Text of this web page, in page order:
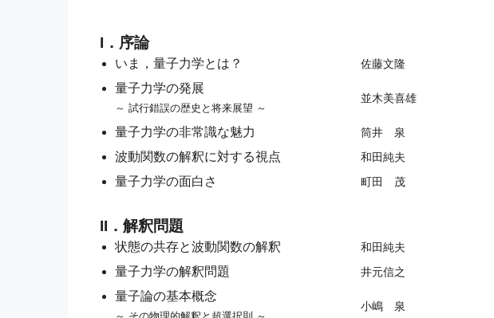
I．序論
いま，量子力学とは？ 佐藤文隆
量子力学の発展
～ 試行錯誤の歴史と将来展望 ～
並木美喜雄
量子力学の非常識な魅力 筒井 泉
波動関数の解釈に対する視点 和田純夫
量子力学の面白さ 町田 茂
II．解釈問題
状態の共存と波動関数の解釈 和田純夫
量子力学の解釈問題 井元信之
量子論の基本概念
小嶋 泉